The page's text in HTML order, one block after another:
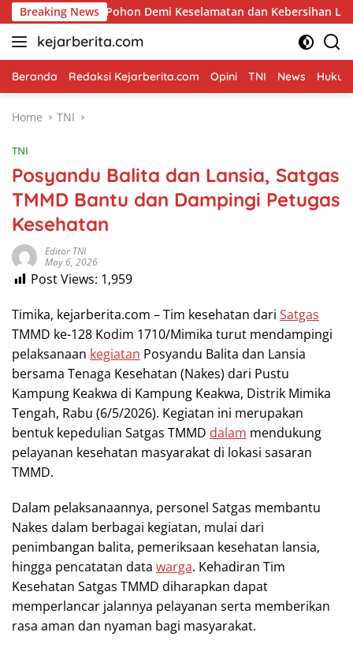
Skip
to
content
Breaking News
Pohon Demi Keselamatan dan Kebersihan Lingkungan
kejarberita.com
Beranda Redaksi Kejarberita.com Opini TNI News
Home TNI
TNI
Posyandu Balita dan Lansia, Satgas
TMMD Bantu dan Dampingi Petugas
Kesehatan
Editor TNI
May 6, 2026
Post Views: 1,959
Timika, kejarberita.com – Tim kesehatan dari Satgas
TMMD ke-128 Kodim 1710/Mimika turut mendampingi
pelaksanaan kegiatan Posyandu Balita dan Lansia
bersama Tenaga Kesehatan (Nakes) dari Pustu
Kampung Keakwa di Kampung Keakwa, Distrik Mimika
Tengah, Rabu (6/5/2026). Kegiatan ini merupakan
bentuk kepedulian Satgas TMMD dalam mendukung
pelayanan kesehatan masyarakat di lokasi sasaran
TMMD.
Dalam pelaksanaannya, personel Satgas membantu
Nakes dalam berbagai kegiatan, mulai dari
penimbangan balita, pemeriksaan kesehatan lansia,
hingga pencatatan data warga. Kehadiran Tim
Kesehatan Satgas TMMD diharapkan dapat
memperlancar jalannya pelayanan serta memberikan
rasa aman dan nyaman bagi masyarakat.